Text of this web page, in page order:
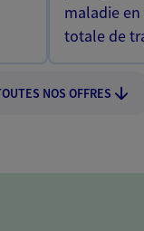
maladie
totale de
NOS OFFRES